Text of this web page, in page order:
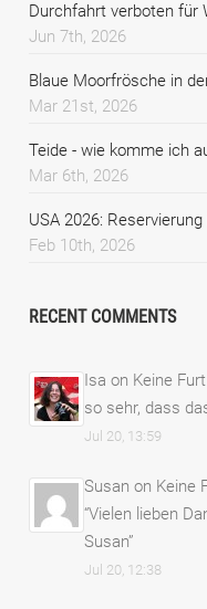
Durchfahrt verboten für
Jun 7th, 2026
Blaue Moorfrösche in
Mar 21st, 2026
Teide - wie komme ich
Mar 6th, 2026
USA 2026:
Feb 10th, 2026
RECENT COMMENTS
Isa on Keine
so sehr, dass
Jul 20, 13:59
Susan on Keine
“Vielen lieben
Susan”
Jul 20, 12:38